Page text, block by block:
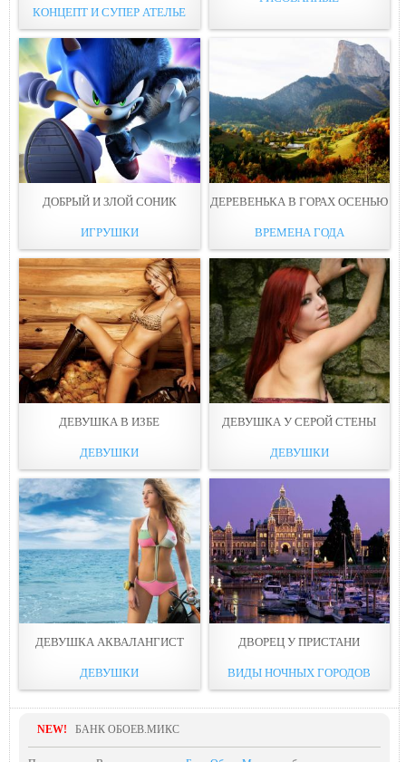
КОНЦЕПТ И СУПЕР АТЕЛЬЕ
ДОБРЫЙ И ЗЛОЙ СОНИК
ИГРУШКИ
ДЕРЕВЕНЬКА В ГОРАХ ОСЕНЬЮ
ВРЕМЕНА ГОДА
ДЕВУШКА В ИЗБЕ
ДЕВУШКИ
ДЕВУШКА У СЕРОЙ СТЕНЫ
ДЕВУШКИ
ДЕВУШКА АКВАЛАНГИСТ
ДЕВУШКИ
ДВОРЕЦ У ПРИСТАНИ
ВИДЫ НОЧНЫХ ГОРОДОВ
NEW! БАНК ОБОЕВ.МИКС